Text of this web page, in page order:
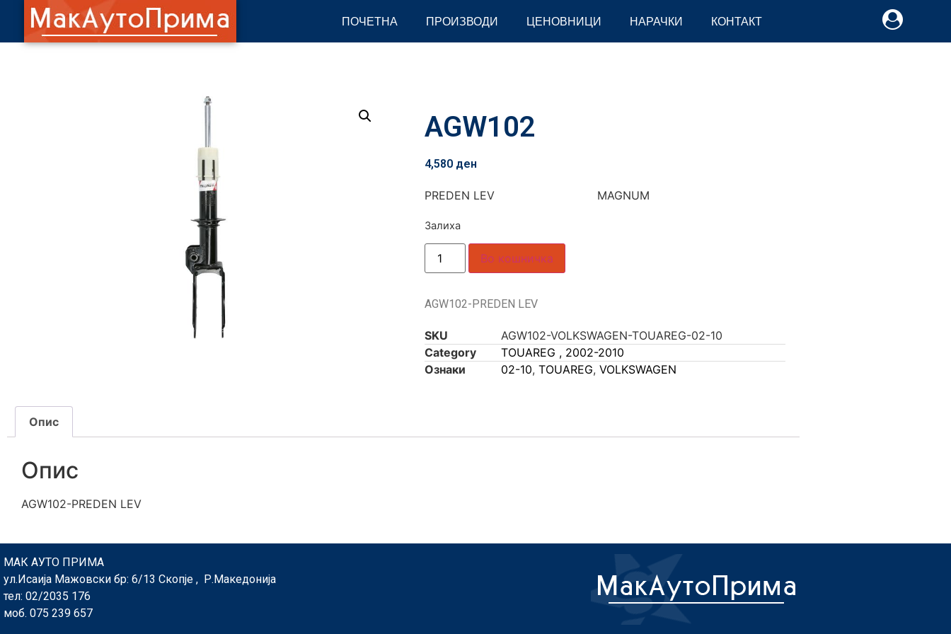
ПОЧЕТНА ПРОИЗВОДИ ЦЕНОВНИЦИ НАРАЧКИ КОНТАКТ
AGW102
4,580 ден
PREDEN LEV MAGNUM
Залиха
Во кошничка
AGW102-PREDEN LEV
SKU
AGW102-VOLKSWAGEN-TOUAREG-02-10
Category
TOUAREG , 2002-2010
Ознаки
02-10, TOUAREG, VOLKSWAGEN
Опис
Опис
AGW102-PREDEN LEV
МАК АУТО ПРИМА
ул.Исаија Мажовски бр: 6/13 Скопје , Р.Македонија
тел: 02/2035 176
моб. 075 239 657